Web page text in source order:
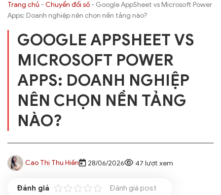
Trang chủ -Chuyển đổi số - Google AppSheet vs Microsoft Power
Apps: Doanh nghiệp nên chọn nền tảng nào?
GOOGLE APPSHEET VS
MICROSOFT POWER
APPS: DOANH NGHIỆP
NÊN CHỌN NỀN TẢNG
NÀO?
Cao Thị Thu Hiền 28/06/2026 47 lượt xem
Đánh giá post